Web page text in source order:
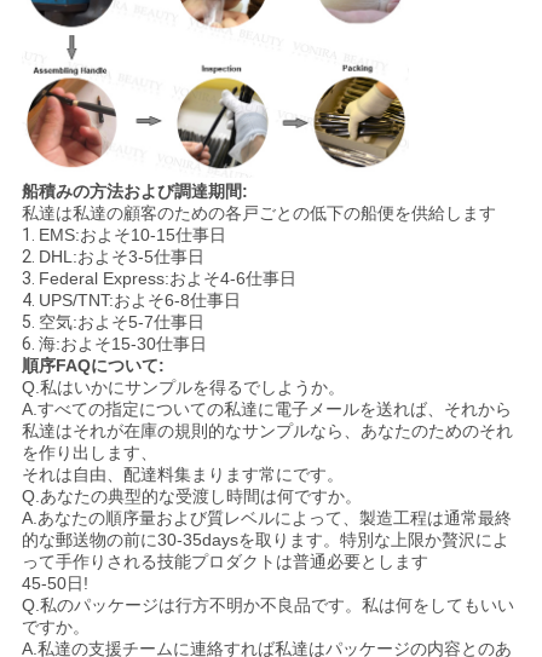
船積みの方法および調達期間:
私達は私達の顧客のための各戸ごとの低下の船便を供給します
1. EMS:およそ10-15仕事日
2. DHL:およそ3-5仕事日
3. Federal Express:およそ4-6仕事日
4. UPS/TNT:およそ6-8仕事日
5. 空気:およそ5-7仕事日
6. 海:およそ15-30仕事日
順序FAQについて:
Q.私はいかにサンプルを得るでしようか。
A.すべての指定についての私達に電子メールを送れば、それから
私達はそれが在庫の規則的なサンプルなら、あなたのためのそれ
を作り出します、
それは自由、配達料集まります常にです。
Q.あなたの典型的な受渡し時間は何ですか。
A.あなたの順序量および質レベルによって、製造工程は通常最終
的な郵送物の前に30-35daysを取ります。特別な上限か贅沢によ
って手作りされる技能プロダクトは普通必要とします
45-50日!
Q.私のパッケージは行方不明か不良品です。私は何をしてもいい
ですか。
A.私達の支援チームに連絡すれば私達はパッケージの内容とのあ